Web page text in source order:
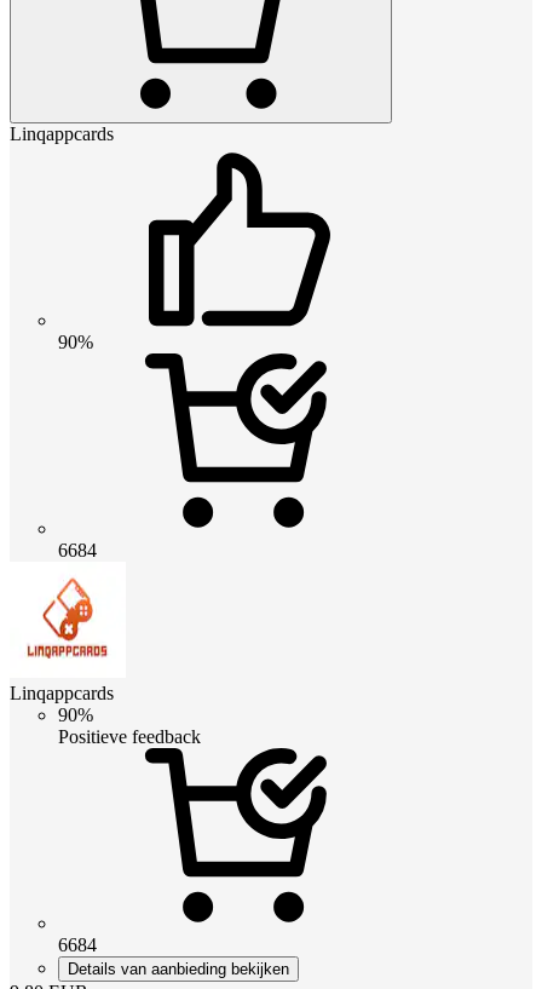
Linqappcards
90%
6684
Linqappcards
90%
Positieve feedback
6684
Details van aanbieding bekijken